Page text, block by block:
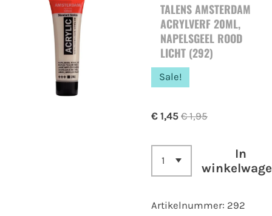
TALENS AMSTERDAM
ACRYLVERF 20ML,
NAPELSGEEL ROOD
LICHT (292)
Sale!
€ 1,45 € 1,95
In
Artikelnummer: 292